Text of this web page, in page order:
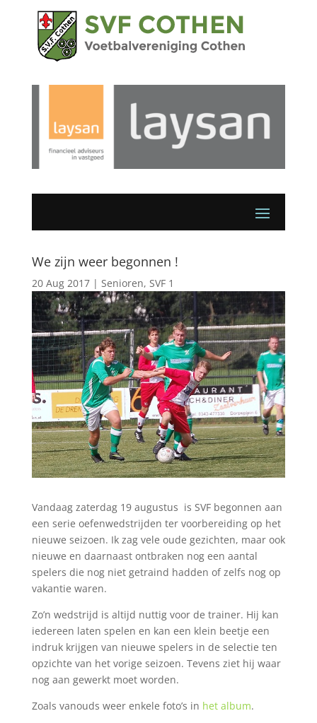
We zijn weer begonnen !
20 Aug 2017| Senioren, SVF 1
Vandaag zaterdag 19 augustus is SVF begonnen aan
een serie oefenwedstrijden ter voorbereiding op het
nieuwe seizoen. Ik zag vele oude gezichten, maar ook
nieuwe en daarnaast ontbraken nog een aantal
spelers die nog niet getraind hadden of zelfs nog op
vakantie waren.
Zo’n wedstrijd is altijd nuttig voor de trainer. Hij kan
iedereen laten spelen en kan een klein beetje een
indruk krijgen van nieuwe spelers in de selectie ten
opzichte van het vorige seizoen. Tevens ziet hij waar
nog aan gewerkt moet worden.
Zoals vanouds weer enkele foto’s in het album.